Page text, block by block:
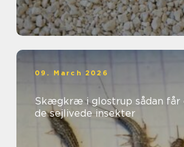
09. March 2026
Skægkræ i glostrup sådan får du styr på
de sejlivede insekter